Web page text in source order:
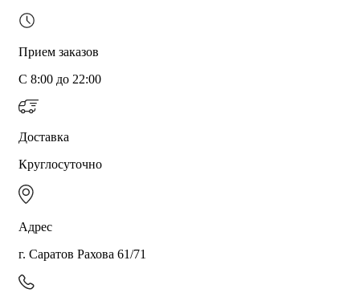
Прием заказов
С 8:00 до 22:00
Доставка
Круглосуточно
Адрес
г. Саратов Рахова 61/71